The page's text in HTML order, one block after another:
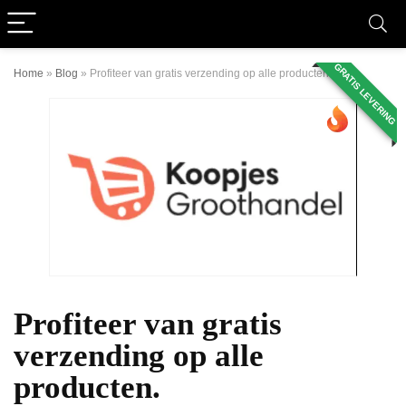
Home » Blog » Profiteer van gratis verzending op alle producten.GRATIS LEVERING
Profiteer van gratis
verzending op alle
producten.